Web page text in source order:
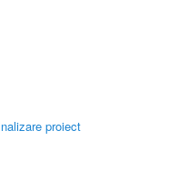
proiect